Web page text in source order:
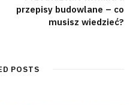
przepisy budowlane – co
musisz wiedzieć?
POSTS